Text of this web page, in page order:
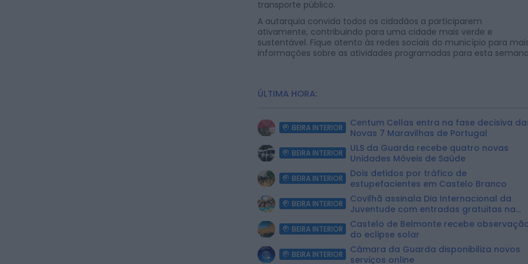
transporte público.
A autarquia convida todos os cidadãos a participarem
ativamente, contribuindo para uma cidade mais verde e
sustentável. Fique atento às redes sociais do município para
informações sobre as atividades programadas para esta
ÚLTIMA HORA:
BEIRA INTERIOR
Centum Cellas entra na fase decisiva
Novas 7 Maravilhas de Portugal
BEIRA INTERIOR
ULS da Guarda recebe quatro novas
Unidades Móveis de Saúde
BEIRA INTERIOR
Dois detidos por tráfico de
estupefacientes em Castelo Branco
BEIRA INTERIOR
Covilhã assinala Dia Internacional da
Juventude com entradas gratuitas na
Piscina Praia
BEIRA INTERIOR
Castelo de Belmonte recebe
do eclipse solar
BEIRA INTERIOR
Câmara da Guarda disponibiliza novos
serviços online